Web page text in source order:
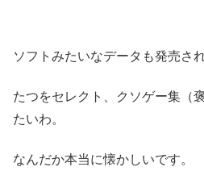
ソフトみたいなデータも発売さ
たつをセレクト、クソゲー集（
たいわ。
なんだか本当に懐かしいです。